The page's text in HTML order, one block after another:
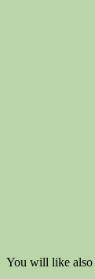
You will like also